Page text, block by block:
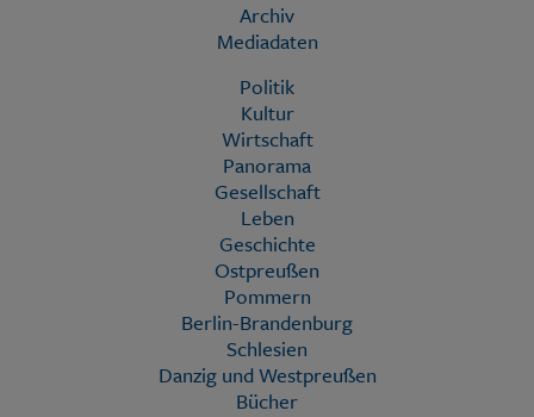
Archiv
Mediadaten
Politik
Kultur
Wirtschaft
Panorama
Gesellschaft
Leben
Geschichte
Ostpreußen
Pommern
Berlin-Brandenburg
Schlesien
Danzig und Westpreußen
Bücher